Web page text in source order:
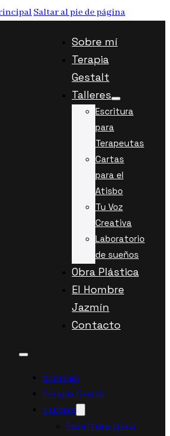
Saltar al pie de página
Sobre mí
Terapia
Gestalt
Talleres
Escritura
para
Terapeutas
Cartas
para el
Atisbo
Tu Voz
Creativa
Laboratorio
de sueños
Obra Plástica
El Hombre
Jazmín
Contacto
Sobre mí
Terapia Gestalt
Talleres
Escritura para